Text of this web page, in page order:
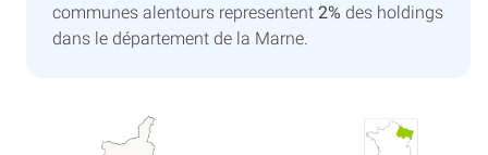
communes alentours representent 2% des holdings
dans le département de la Marne.